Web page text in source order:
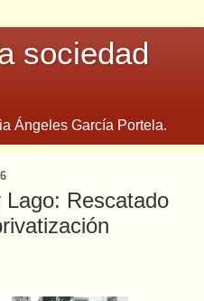
sociedad
Ángeles García Portela.
Rescatado